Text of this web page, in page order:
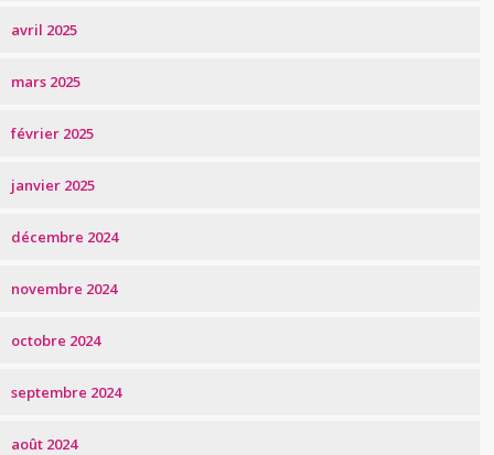
avril 2025
mars 2025
février 2025
janvier 2025
décembre 2024
novembre 2024
octobre 2024
septembre 2024
août 2024